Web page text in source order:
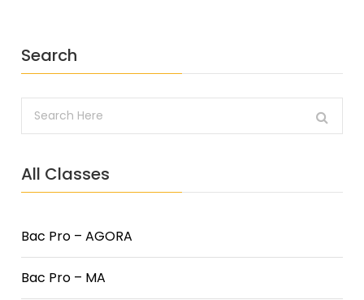
Search
All Classes
Bac Pro – AGORA
Bac Pro – MA